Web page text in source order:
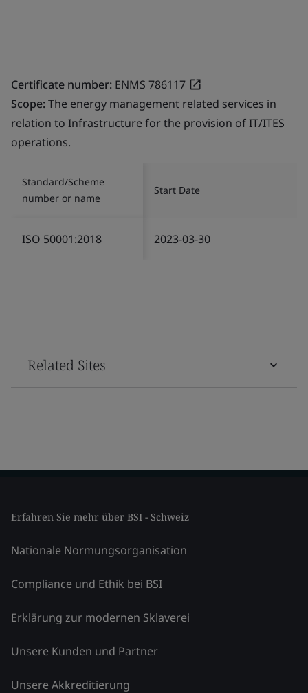
Certificate number: ENMS 786117
Scope:The energy management related services in
relation to Infrastructure for the provision of IT/ITES
operations.
Standard/Scheme
number or name
Start Date
ISO 50001:2018 2023-03-30
Related Sites
Erfahren Sie mehr über BSI - Schweiz
Nationale Normungsorganisation
Compliance und Ethik bei BSI
Erklärung zur modernen Sklaverei
Unsere Kunden und Partner
Unsere Akkreditierung